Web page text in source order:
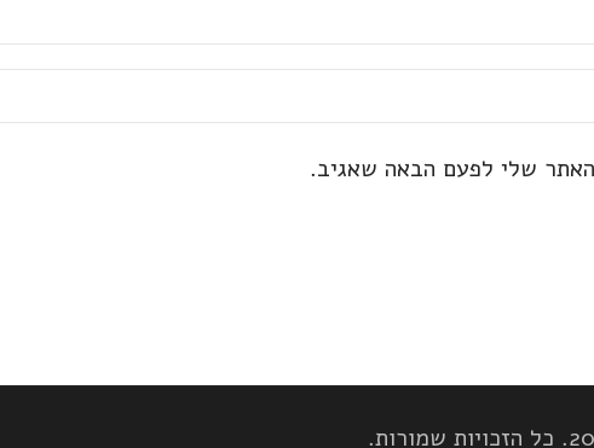
שלי לפעם הבאה שאגיב.